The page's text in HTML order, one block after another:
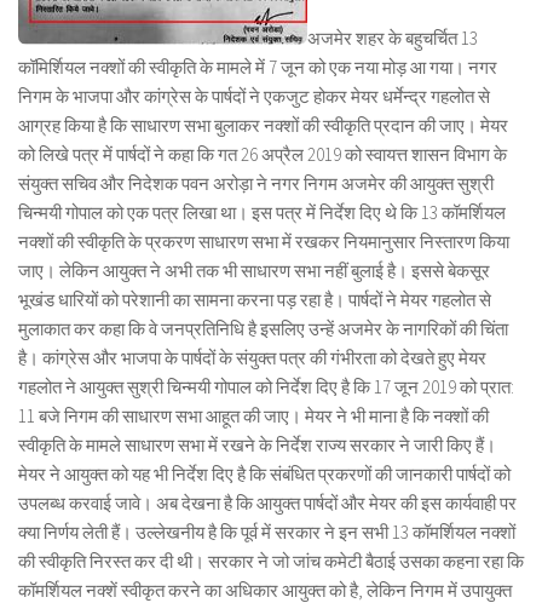
अजमेर शहर के बहुचर्चित 13
कॉमिर्शियल नक्शों की स्वीकृति के मामले में 7 जून को एक नया मोड़ आ गया। नगर
निगम के भाजपा और कांग्रेस के पार्षदों ने एकजुट होकर मेयर धर्मेन्द्र गहलोत से
आग्रह किया है कि साधारण सभा बुलाकर नक्शों की स्वीकृति प्रदान की जाए। मेयर
को लिखे पत्र में पार्षदों ने कहा कि गत 26 अप्रैल 2019 को स्वायत्त शासन विभाग के
संयुक्त सचिव और निदेशक पवन अरोड़ा ने नगर निगम अजमेर की आयुक्त सुश्री
चिन्मयी गोपाल को एक पत्र लिखा था। इस पत्र में निर्देश दिए थे कि 13 कॉमर्शियल
नक्शों की स्वीकृति के प्रकरण साधारण सभा में रखकर नियमानुसार निस्तारण किया
जाए। लेकिन आयुक्त ने अभी तक भी साधारण सभा नहीं बुलाई है। इससे बेकसूर
भूखंड धारियों को परेशानी का सामना करना पड़ रहा है। पार्षदों ने मेयर गहलोत से
मुलाकात कर कहा कि वे जनप्रतिनिधि है इसलिए उन्हें अजमेर के नागरिकों की चिंता
है। कांग्रेस और भाजपा के पार्षदों के संयुक्त पत्र की गंभीरता को देखते हुए मेयर
गहलोत ने आयुक्त सुश्री चिन्मयी गोपाल को निर्देश दिए है कि 17 जून 2019 को प्रात:
11 बजे निगम की साधारण सभा आहूत की जाए। मेयर ने भी माना है कि नक्शों की
स्वीकृति के मामले साधारण सभा में रखने के निर्देश राज्य सरकार ने जारी किए हैं।
मेयर ने आयुक्त को यह भी निर्देश दिए है कि संबंधित प्रकरणों की जानकारी पार्षदों को
उपलब्ध करवाई जावे। अब देखना है कि आयुक्त पार्षदों और मेयर की इस कार्यवाही पर
क्या निर्णय लेती हैं। उल्लेखनीय है कि पूर्व में सरकार ने इन सभी 13 कॉमर्शियल नक्शों
की स्वीकृति निरस्त कर दी थी। सरकार ने जो जांच कमेटी बैठाई उसका कहना रहा कि
कॉमर्शियल नक्शें स्वीकृत करने का अधिकार आयुक्त को है, लेकिन निगम में उपायुक्त